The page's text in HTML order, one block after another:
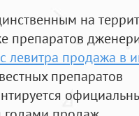
на
препаратов
левитра продажа в
препаратов